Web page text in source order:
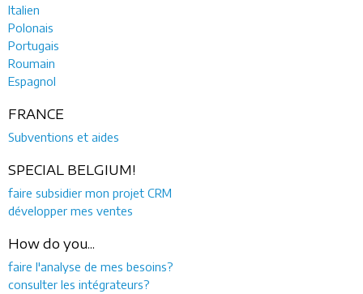
Italien
Polonais
Portugais
Roumain
Espagnol
FRANCE
Subventions et aides
SPECIAL BELGIUM!
faire subsidier mon projet CRM
développer mes ventes
How do you...
faire l'analyse de mes besoins?
consulter les intégrateurs?